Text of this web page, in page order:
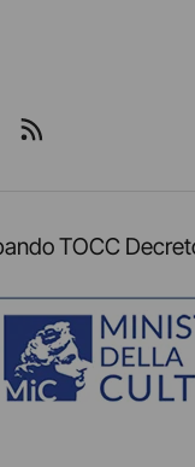
TikTok
su LinkedIn
su
Seguici su
TOCC